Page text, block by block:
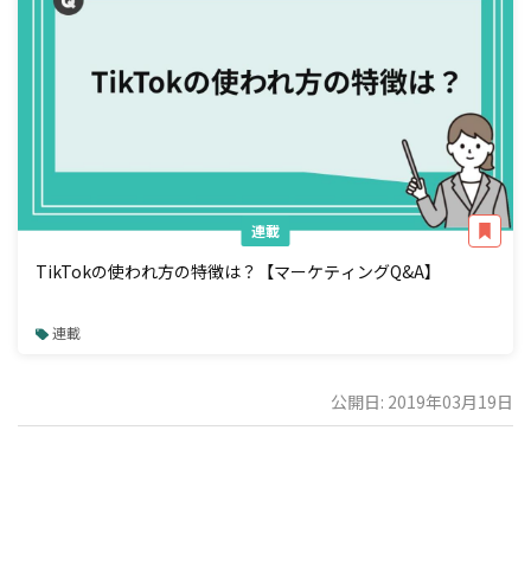
連載
TikTokの使われ方の特徴は？【マーケティングQ&A】
連載
公開日: 2019年03月19日